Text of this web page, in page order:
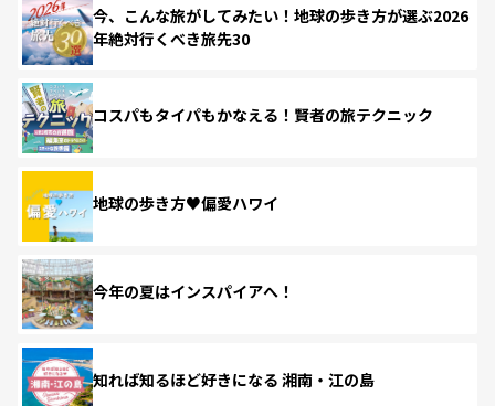
今、こんな旅がしてみたい！地球の歩き方が選ぶ2026
年絶対行くべき旅先30
コスパもタイパもかなえる！賢者の旅テクニック
地球の歩き方♥偏愛ハワイ
今年の夏はインスパイアへ！
知れば知るほど好きになる 湘南・江の島